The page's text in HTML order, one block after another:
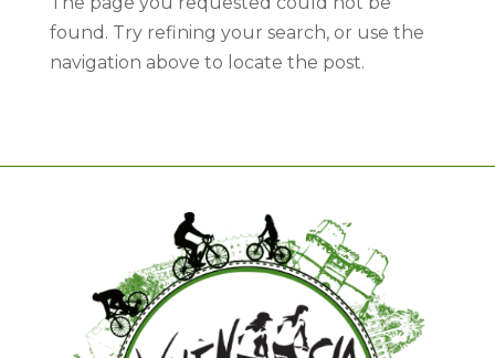
found. Try refining your search, or use the
navigation above to locate the post.